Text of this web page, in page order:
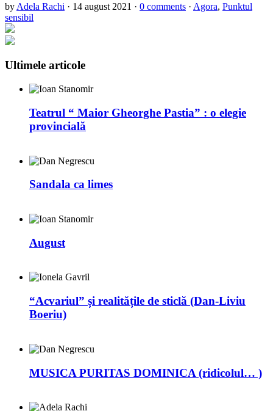
by Adela Rachi · 14 august 2021 · 0 comments · Agora, Punktul
sensibil
Ultimele articole
Teatrul “ Maior Gheorghe Pastia” : o elegie
provincială
Sandala ca limes
August
“Acvariul” și realitățile de sticlă (Dan-Liviu
Boeriu)
MUSICA PURITAS DOMINICA (ridicolul… )